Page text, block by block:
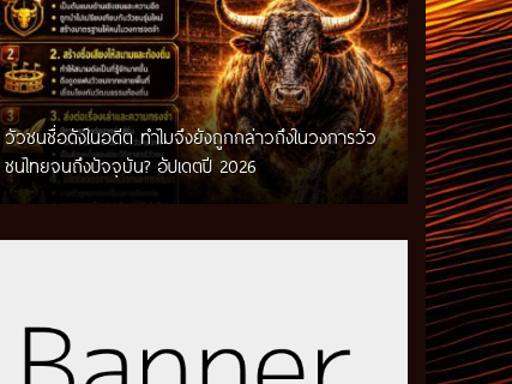
วัวชนชื่อดังในอดีต ทำไมจึงยังถูกกล่าวถึงในวงการวัว
ชนไทยจนถึงปัจจุบัน? อัปเดตปี 2026
กติกาวัวชนสมัยก่อน วิถีการแข่งขันดั้งเดิมที่สืบทอด
ผ่านภูมิปัญญาท้องถิ่น อัปเดตปี 2026